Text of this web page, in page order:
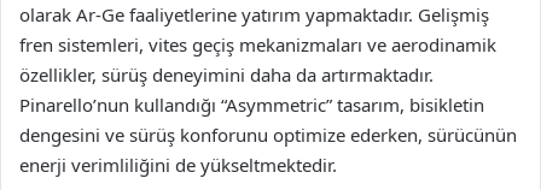
olarak Ar-Ge faaliyetlerine yatırım yapmaktadır. Gelişmiş
fren sistemleri, vites geçiş mekanizmaları ve aerodinamik
özellikler, sürüş deneyimini daha da artırmaktadır.
Pinarello’nun kullandığı “Asymmetric” tasarım, bisikletin
dengesini ve sürüş konforunu optimize ederken, sürücünün
enerji verimliliğini de yükseltmektedir.